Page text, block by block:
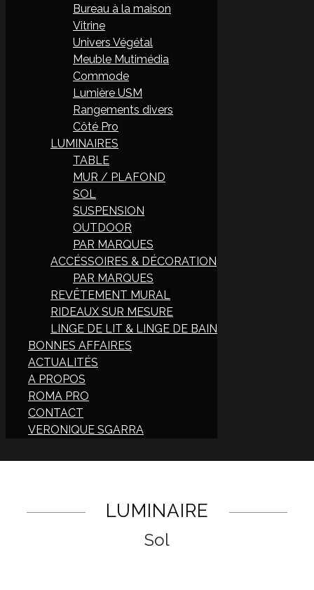
Bureau à la maison
Vitrine
Univers Végétal
Meuble Mutimédia
Commode
Lumière USM
Rangements divers
Côté Pro
LUMINAIRES
TABLE
MUR / PLAFOND
SOL
SUSPENSION
OUTDOOR
PAR MARQUES
ACCÉSSOIRES & DÉCORATION
PAR MARQUES
REVÊTEMENT MURAL
RIDEAUX SUR MESURE
LINGE DE LIT & LINGE DE BAIN
BONNES AFFAIRES
ACTUALITÉS
A PROPOS
ROMA PRO
CONTACT
VERONIQUE SGARRA
LUMINAIRE
Sol